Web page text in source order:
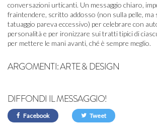
conversazioni urticanti. Un messaggio chiaro,
fraintendere, scritto addosso (non sulla pelle, ma
tatuaggio pareva eccessivo) per celebrare con
personalità e per ironizzare sui tratti tipici di
per mettere le mani avanti, ché è sempre meglio.
ARGOMENTI:ARTE & DESIGN
DIFFONDI IL MESSAGGIO!
Facebook Tweet